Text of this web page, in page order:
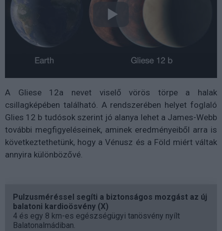
A Gliese 12a nevet viselő vörös törpe a halak
csillagképében található. A rendszerében helyet foglaló
Glies 12 b tudósok szerint jó alanya lehet a James-Webb
további megfigyeléseinek, aminek eredményeiből arra is
következtethetünk, hogy a Vénusz és a Föld miért váltak
annyira különbözővé.
Pulzusméréssel segíti a biztonságos mozgást az új
balatoni kardioösvény (X)
4 és egy 8 km-es egészségügyi tanösvény nyílt
Balatonalmádiban.